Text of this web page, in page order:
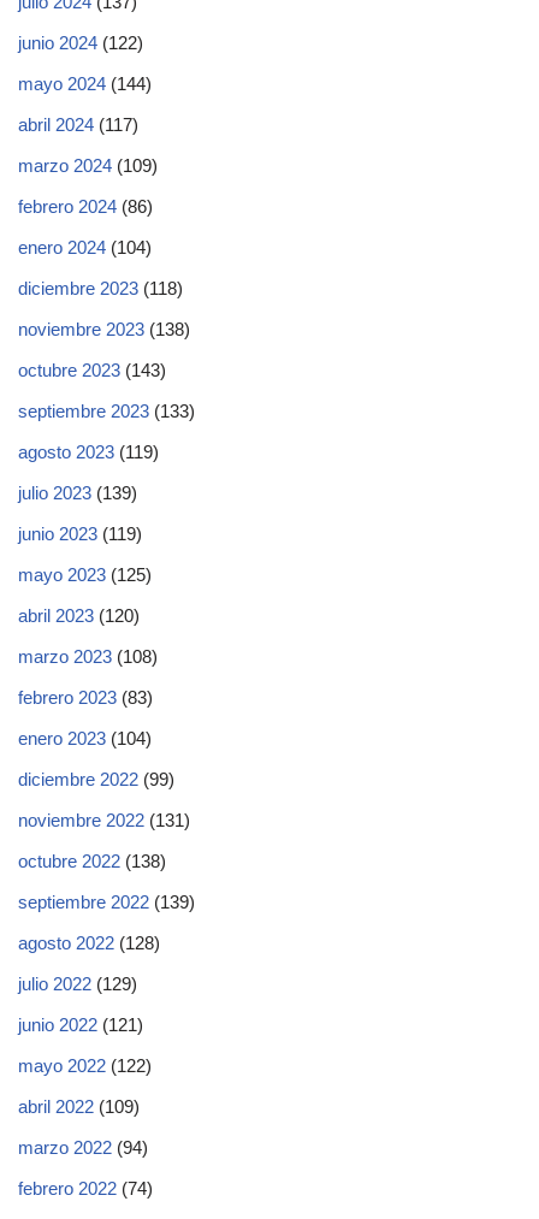
junio 2024 (122)
mayo 2024 (144)
abril 2024 (117)
marzo 2024 (109)
febrero 2024 (86)
enero 2024 (104)
diciembre 2023 (118)
noviembre 2023 (138)
octubre 2023 (143)
septiembre 2023 (133)
agosto 2023 (119)
julio 2023 (139)
junio 2023 (119)
mayo 2023 (125)
abril 2023 (120)
marzo 2023 (108)
febrero 2023 (83)
enero 2023 (104)
diciembre 2022 (99)
noviembre 2022 (131)
octubre 2022 (138)
septiembre 2022 (139)
agosto 2022 (128)
julio 2022 (129)
junio 2022 (121)
mayo 2022 (122)
abril 2022 (109)
marzo 2022 (94)
febrero 2022 (74)